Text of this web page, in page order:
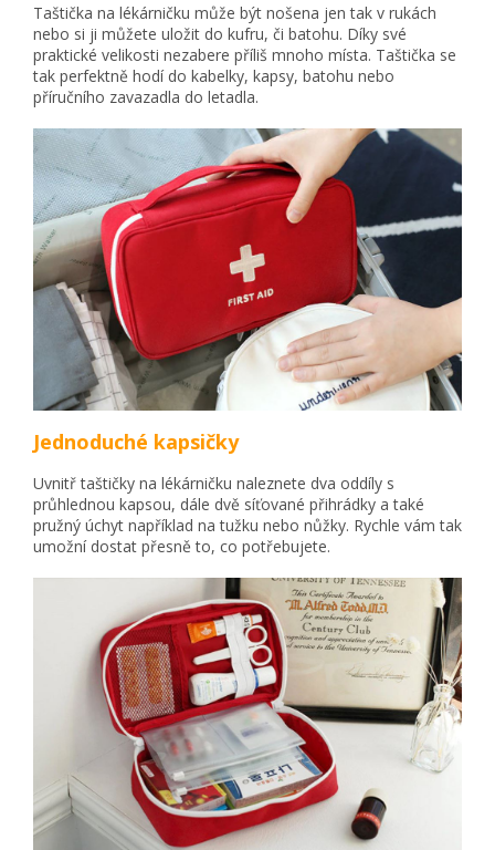
Taštička na lékárničku může být nošena jen tak v rukách
nebo si ji můžete uložit do kufru, či batohu. Díky své
praktické velikosti nezabere příliš mnoho místa. Taštička se
tak perfektně hodí do kabelky, kapsy, batohu nebo
příručního zavazadla do letadla.
Jednoduché kapsičky
Uvnitř taštičky na lékárničku naleznete dva oddíly s
průhlednou kapsou, dále dvě síťované přihrádky a také
pružný úchyt například na tužku nebo nůžky. Rychle vám tak
umožní dostat přesně to, co potřebujete.